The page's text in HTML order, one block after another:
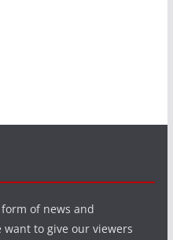
of news and
to give our viewers